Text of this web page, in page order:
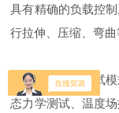
具有精确的负载控
行拉伸、压缩、弯曲
除了基本测试模
态力学测试、温度